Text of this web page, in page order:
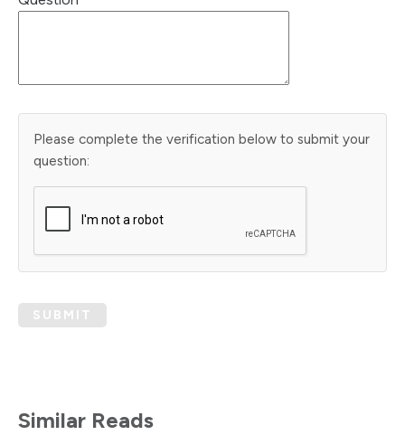
Please complete the verification below to submit your
question:
SUBMIT
Similar Reads